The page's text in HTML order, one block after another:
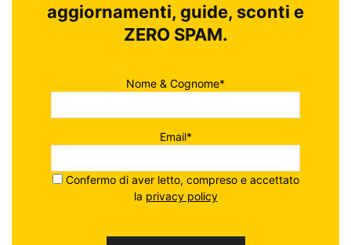
aggiornamenti, guide, sconti e
ZERO SPAM.
Nome & Cognome*
Email*
Confermo di aver letto, compreso e accettato
la privacy policy